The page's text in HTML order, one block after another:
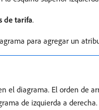
de tarifa.
para agregar un
el diagrama. El orden de
de izquierda a